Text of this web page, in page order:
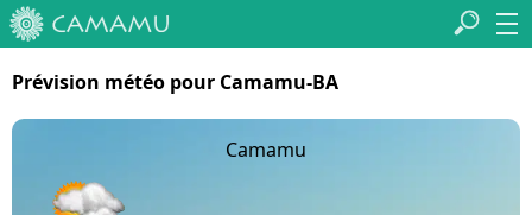
Prévision météo pour Camamu-BA
Camamu